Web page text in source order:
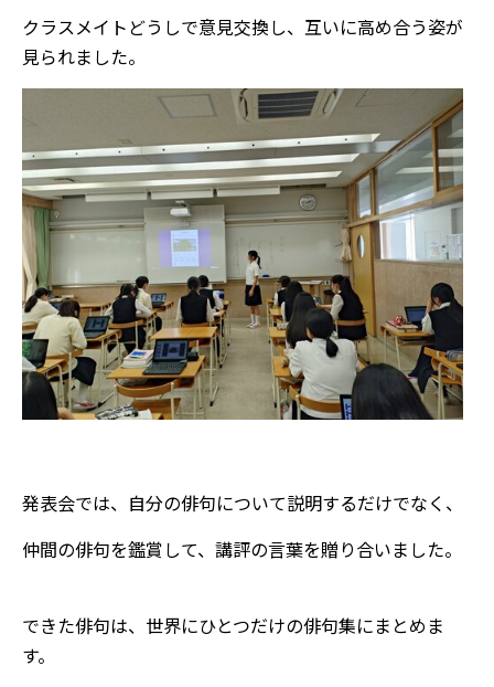
クラスメイトどうしで意見交換し、互いに高め合う姿が
見られました。
発表会では、自分の俳句について説明するだけでなく、
仲間の俳句を鑑賞して、講評の言葉を贈り合いました。
できた俳句は、世界にひとつだけの俳句集にまとめま
す。